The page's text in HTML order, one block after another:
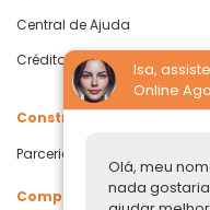
Isa,
Online
Olá, meu
nada
Central de Ajuda
Crédito com Garantia de
Construtoras
Parcerias Imobiliárias
Comprar ou alugar